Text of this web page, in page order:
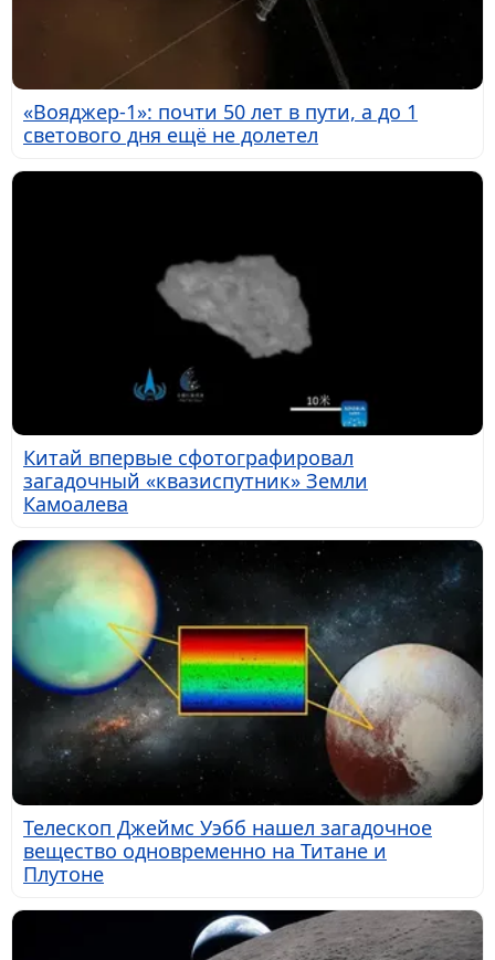
«Вояджер-1»: почти 50 лет в пути, а до 1
светового дня ещё не долетел
Китай впервые сфотографировал
загадочный «квазиспутник» Земли
Камоалева
Телескоп Джеймс Уэбб нашел загадочное
вещество одновременно на Титане и
Плутоне